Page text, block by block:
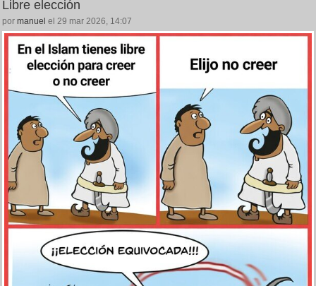
Libre elección
por manuel el 29 mar 2026, 14:07